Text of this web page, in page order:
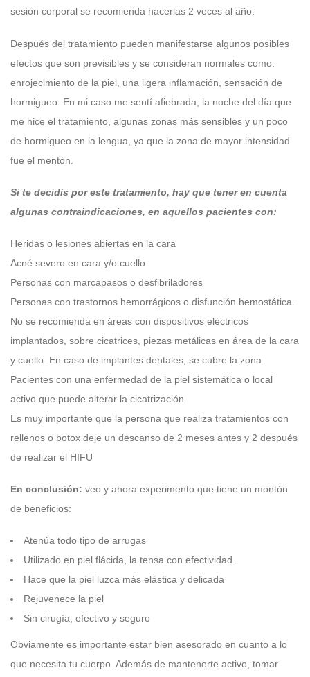
sesión corporal se recomienda hacerlas 2 veces al año.
Después del tratamiento pueden manifestarse algunos posibles
efectos que son previsibles y se consideran normales como:
enrojecimiento de la piel, una ligera inflamación, sensación de
hormigueo. En mi caso me sentí afiebrada, la noche del día que
me hice el tratamiento, algunas zonas más sensibles y un poco
de hormigueo en la lengua, ya que la zona de mayor intensidad
fue el mentón.
Si te decidís por este tratamiento, hay que tener en cuenta
algunas contraindicaciones, en aquellos pacientes con:
Heridas o lesiones abiertas en la cara
Acné severo en cara y/o cuello
Personas con marcapasos o desfibriladores
Personas con trastornos hemorrágicos o disfunción hemostática.
No se recomienda en áreas con dispositivos eléctricos
implantados, sobre cicatrices, piezas metálicas en área de la cara
y cuello. En caso de implantes dentales, se cubre la zona.
Pacientes con una enfermedad de la piel sistemática o local
activo que puede alterar la cicatrización
Es muy importante que la persona que realiza tratamientos con
rellenos o botox deje un descanso de 2 meses antes y 2 después
de realizar el HIFU
En conclusión: veo y ahora experimento que tiene un montón
de beneficios:
Atenúa todo tipo de arrugas
Utilizado en piel flácida, la tensa con efectividad.
Hace que la piel luzca más elástica y delicada
Rejuvenece la piel
Sin cirugía, efectivo y seguro
Obviamente es importante estar bien asesorado en cuanto a lo
que necesita tu cuerpo. Además de mantenerte activo, tomar